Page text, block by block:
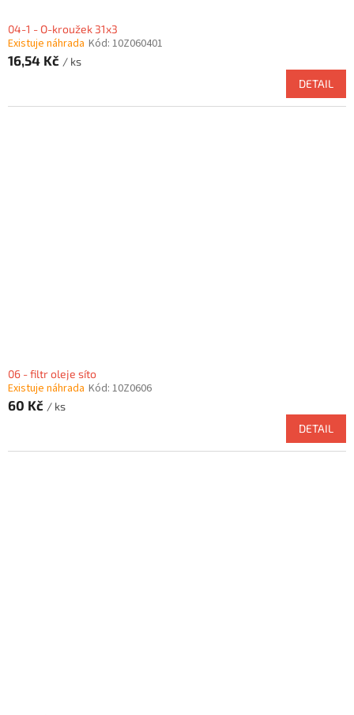
04-1 - O-kroužek 31x3
Existuje náhrada Kód: 10Z060401
16,54 Kč / ks
DETAIL
06 - filtr oleje síto
Existuje náhrada Kód: 10Z0606
60 Kč / ks
DETAIL